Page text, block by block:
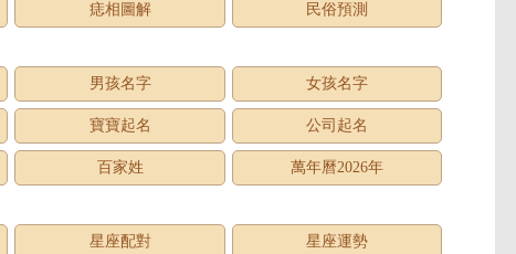
痣相圖解 民俗預測
男孩名字 女孩名字
寶寶起名 公司起名
百家姓 萬年曆2026年
星座配對 星座運勢